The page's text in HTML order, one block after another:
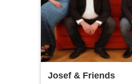
Josef & Friends